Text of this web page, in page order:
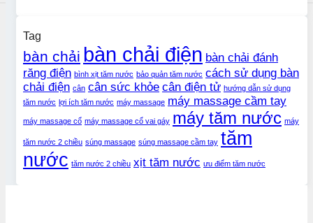
Tag
bàn chải bàn chải điện bàn chải đánh
răng điện bình xịt tăm nước bảo quản tăm nước cách sử dụng bàn
chải điện cân cân sức khỏe cân điện tử hướng dẫn sử dụng
tăm nước lợi ích tăm nước máy massage máy massage cầm tay
máy massage cổ máy massage cổ vai gáy máy tăm nước máy
tăm nước 2 chiều súng massage súng massage cầm tay tăm
nước tăm nước 2 chiều xịt tăm nước ưu điểm tăm nước